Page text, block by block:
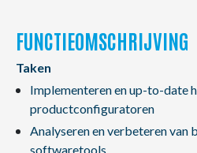
FUNCTIEOMSCHRIJVING
Taken
Implementeren en up-to-date
productconfiguratoren
Analyseren en verbeteren van
softwaretools